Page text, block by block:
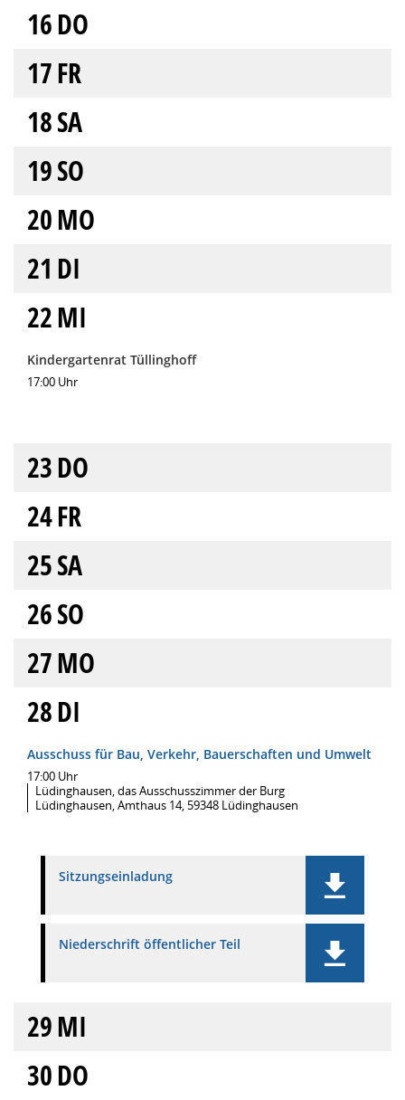
16DO
17FR
18SA
19SO
20MO
21 DI
22MI
Kindergartenrat Tüllinghoff
17:00 Uhr
23DO
24FR
25SA
26SO
27MO
28DI
Ausschuss für Bau, Verkehr, Bauerschaften und Umwelt
17:00 Uhr
Lüdinghausen, das Ausschusszimmer der Burg
Lüdinghausen, Amthaus 14, 59348 Lüdinghausen
Sitzungseinladung
Niederschrift öffentlicher Teil
29MI
30DO